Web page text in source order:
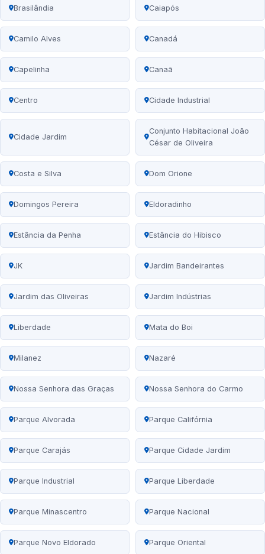
Brasilândia Caiapós
Camilo Alves Canadá
Capelinha Canaã
Centro Cidade Industrial
Cidade Jardim
Conjunto Habitacional João
César de Oliveira
Costa e Silva Dom Orione
Domingos Pereira Eldoradinho
Estância da Penha Estância do Hibisco
JK Jardim Bandeirantes
Jardim das Oliveiras Jardim Indústrias
Liberdade Mata do Boi
Milanez Nazaré
Nossa Senhora das Graças Nossa Senhora do Carmo
Parque Alvorada Parque Califórnia
Parque Carajás Parque Cidade Jardim
Parque Industrial Parque Liberdade
Parque Minascentro Parque Nacional
Parque Novo Eldorado Parque Oriental